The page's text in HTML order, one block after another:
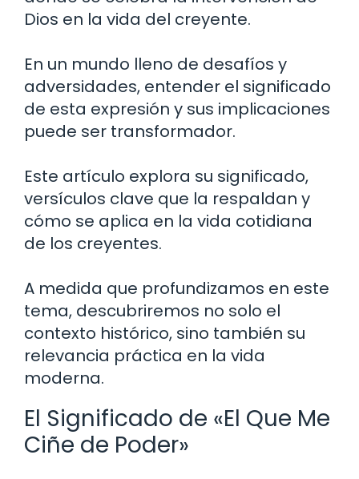
Dios en la vida del creyente.
En un mundo lleno de desafíos y
adversidades, entender el significado
de esta expresión y sus implicaciones
puede ser transformador.
Este artículo explora su significado,
versículos clave que la respaldan y
cómo se aplica en la vida cotidiana
de los creyentes.
A medida que profundizamos en este
tema, descubriremos no solo el
contexto histórico, sino también su
relevancia práctica en la vida
moderna.
El Significado de «El Que Me
Ciñe de Poder»